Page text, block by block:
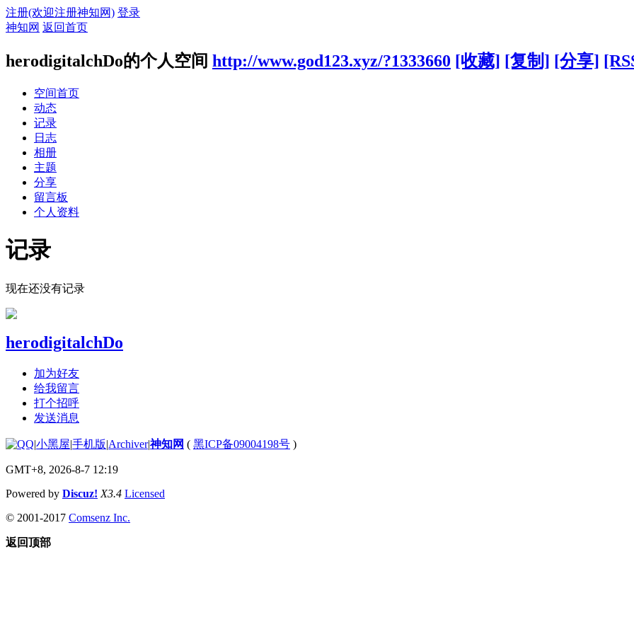
注册(欢迎注册神知网) 登录
神知网 返回首页
herodigitalchDo的个人空间 http://www.god123.xyz/?1333660 [收藏] [复制] [分享]
空间首页
动态
记录
日志
相册
主题
分享
留言板
个人资料
记录
现在还没有记录
herodigitalchDo
加为好友
给我留言
打个招呼
发送消息
|小黑屋|手机版|Archiver|神知网 ( 黑ICP备09004198号 )
GMT+8, 2026-8-7 12:19
Powered by Discuz! X3.4 Licensed
© 2001-2017 Comsenz Inc.
返回顶部